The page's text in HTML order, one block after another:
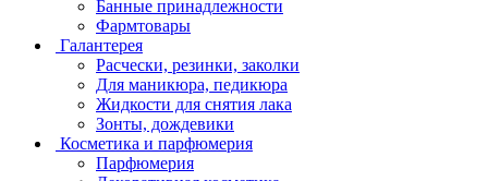
Банные принадлежности
Фармтовары
Галантерея
Расчески, резинки, заколки
Для маникюра, педикюра
Жидкости для снятия лака
Зонты, дождевики
Косметика и парфюмерия
Парфюмерия